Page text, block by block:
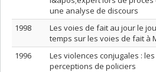
une analyse de discours
1998
Les voies de fait au jour le
temps sur les voies de fait à
1996
Les violences conjugales :
perceptions de policiers